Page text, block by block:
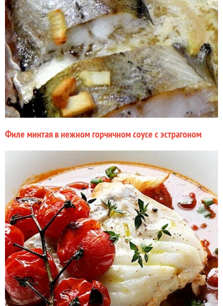
Филе минтая в нежном горчичном соусе с эстрагоном